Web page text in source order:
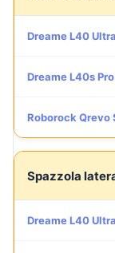
Dreame L40
Dreame L40s
Roborock Qrevo
Spazzola
Dreame L40